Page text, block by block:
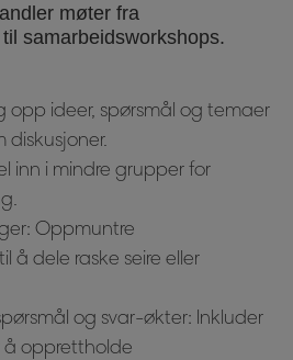
møter fra
samarbeidsworkshops.
opp ideer, spørsmål og temaer
diskusjoner.
inn i mindre grupper for
Oppmuntre
å dele raske seire eller
og svar-økter: Inkluder
å opprettholde